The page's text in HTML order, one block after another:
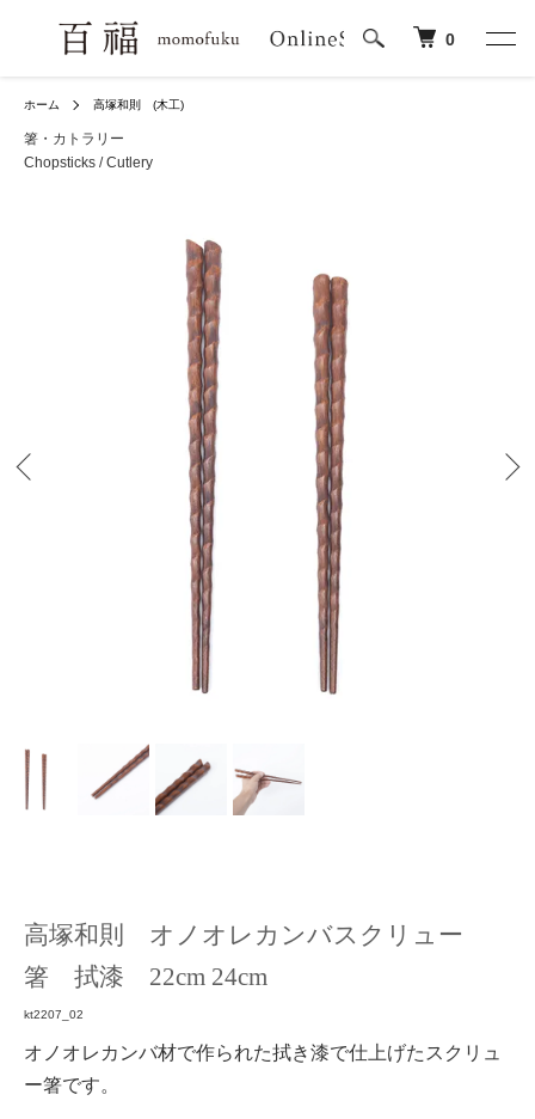
0
ホーム 高塚和則 (木工)
箸・カトラリー
Chopsticks / Cutlery
高塚和則 オノオレカンバスクリュー
箸 拭漆 22cm 24cm
kt2207_02
オノオレカンバ材で作られた拭き漆で仕上げたスクリュ
ー箸です。